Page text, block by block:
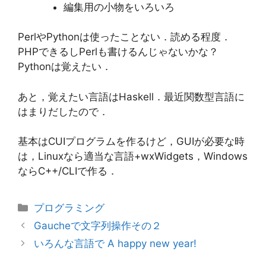
編集用の小物をいろいろ
PerlやPythonは使ったことない．読める程度．
PHPできるしPerlも書けるんじゃないかな？
Pythonは覚えたい．
あと，覚えたい言語はHaskell．最近関数型言語に
はまりだしたので．
基本はCUIプログラムを作るけど，GUIが必要な時
は，Linuxなら適当な言語+wxWidgets，Windows
ならC++/CLIで作る．
カ
テ
リ
プログラミング
Gaucheで文字列操作その２
いろんな言語で A happy new year!